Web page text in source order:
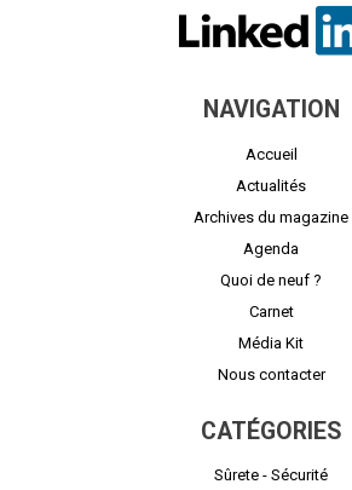
NAVIGATION
Accueil
Actualités
Archives du magazine
Agenda
Quoi de neuf ?
Carnet
Média Kit
Nous contacter
CATÉGORIES
Sûrete - Sécurité